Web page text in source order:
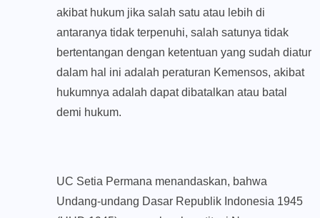
akibat hukum jika salah satu atau lebih di
antaranya tidak terpenuhi, salah satunya tidak
bertentangan dengan ketentuan yang sudah diatur
dalam hal ini adalah peraturan Kemensos, akibat
hukumnya adalah dapat dibatalkan atau batal
demi hukum.
UC Setia Permana menandaskan, bahwa
Undang-undang Dasar Republik Indonesia 1945